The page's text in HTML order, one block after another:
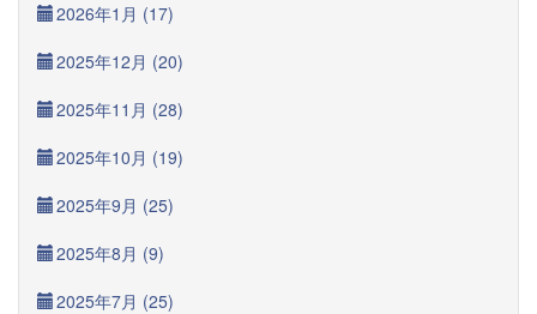
2026年1月 (17)
2025年12月 (20)
2025年11月 (28)
2025年10月 (19)
2025年9月 (25)
2025年8月 (9)
2025年7月 (25)